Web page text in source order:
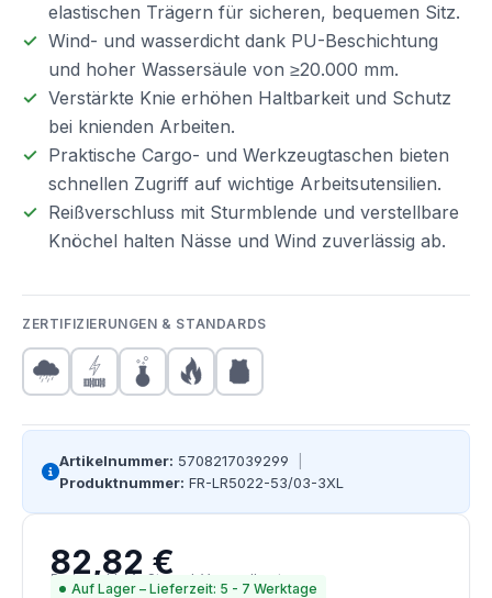
elastischen Trägern für sicheren, bequemen Sitz.
Wind- und wasserdicht dank PU-Beschichtung
und hoher Wassersäule von ≥20.000 mm.
Verstärkte Knie erhöhen Haltbarkeit und Schutz
bei knienden Arbeiten.
Praktische Cargo- und Werkzeugtaschen bieten
schnellen Zugriff auf wichtige Arbeitsutensilien.
Reißverschluss mit Sturmblende und verstellbare
Knöchel halten Nässe und Wind zuverlässig ab.
ZERTIFIZIERUNGEN & STANDARDS
Artikelnummer: 5708217039299
Produktnummer: FR-LR5022-53/03-3XL
Regulärer Preis:
82,82 €
Preise inkl. MwSt. zzgl. Versandkosten
Auf Lager – Lieferzeit: 5 - 7 Werktage